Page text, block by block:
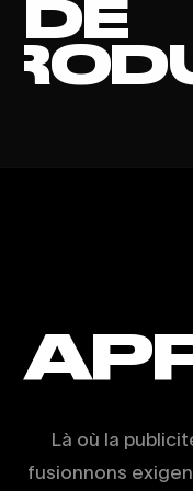
DE
Là où la
fusionnons